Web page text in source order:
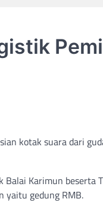
kotak suara dari
Karimun beserta
yaitu gedung RMB.